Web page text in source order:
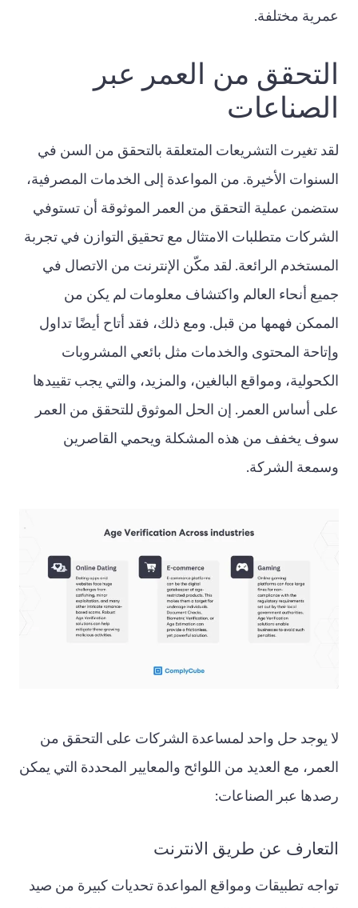
عمرية مختلفة.
التحقق من العمر عبر
الصناعات
لقد تغيرت التشريعات المتعلقة بالتحقق من السن في
السنوات الأخيرة. من المواعدة إلى الخدمات المصرفية،
ستضمن عملية التحقق من العمر الموثوقة أن تستوفي
الشركات متطلبات الامتثال مع تحقيق التوازن في تجربة
المستخدم الرائعة. لقد مكّن الإنترنت من الاتصال في
جميع أنحاء العالم واكتشاف معلومات لم يكن من
الممكن فهمها من قبل. ومع ذلك، فقد أتاح أيضًا تداول
وإتاحة المحتوى والخدمات مثل بائعي المشروبات
الكحولية، ومواقع البالغين، والمزيد، والتي يجب تقييدها
على أساس العمر. إن الحل الموثوق للتحقق من العمر
سوف يخفف من هذه المشكلة ويحمي القاصرين
وسمعة الشركة.
لا يوجد حل واحد لمساعدة الشركات على التحقق من
العمر، مع العديد من اللوائح والمعايير المحددة التي يمكن
رصدها عبر الصناعات:
التعارف عن طريق الانترنت
تواجه تطبيقات ومواقع المواعدة تحديات كبيرة من صيد